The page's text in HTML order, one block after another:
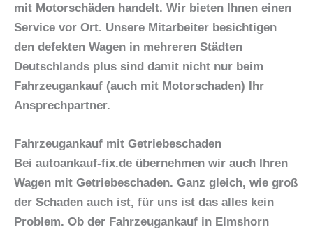
mit Motorschäden handelt. Wir bieten Ihnen einen
Service vor Ort. Unsere Mitarbeiter besichtigen
den defekten Wagen in mehreren Städten
Deutschlands plus sind damit nicht nur beim
Fahrzeugankauf (auch mit Motorschaden) Ihr
Ansprechpartner.
Fahrzeugankauf mit Getriebeschaden
Bei autoankauf-fix.de übernehmen wir auch Ihren
Wagen mit Getriebeschaden. Ganz gleich, wie groß
der Schaden auch ist, für uns ist das alles kein
Problem. Ob der Fahrzeugankauf in Elmshorn